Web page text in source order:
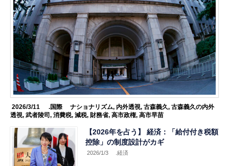
2026/3/11 .国際 ナショナリズム, 内外透視, 古森義久, 古森義久の内外
透視,武者陵司,消費税,減税,財務省,高市政権,高市早苗
【2026年を占う】 経済：「給付付き税額
控除」の制度設計がカギ
2026/1/3 .経済